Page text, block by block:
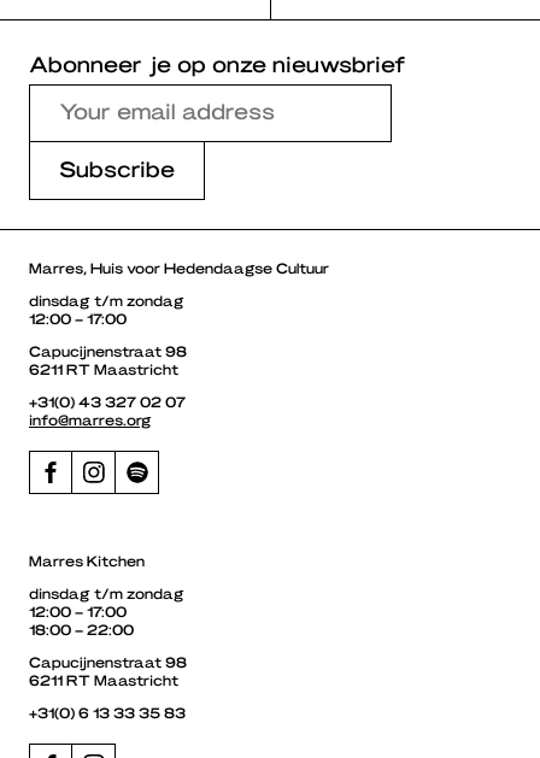
Abonneer je op onze nieuwsbrief
Marres, Huis voor Hedendaagse Cultuur
dinsdag t/m zondag
12:00 – 17:00
Capucijnenstraat 98
6211 RT Maastricht
+31(0) 43 327 02 07
info@marres.org
Marres Kitchen
dinsdag t/m zondag
12:00 – 17:00
18:00 – 22:00
Capucijnenstraat 98
6211 RT Maastricht
+31(0) 6 13 33 35 83